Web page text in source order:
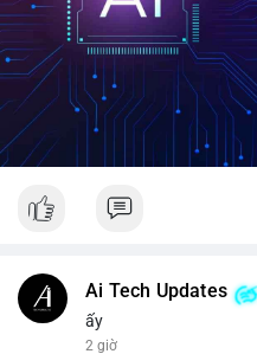
Ai Tech Updates
ấy
2 giờ